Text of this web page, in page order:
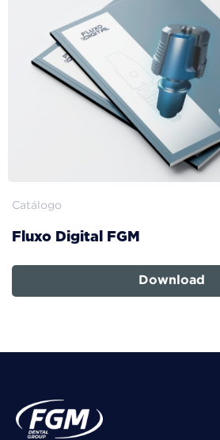
Catálogo
Fluxo Digital FGM
Download